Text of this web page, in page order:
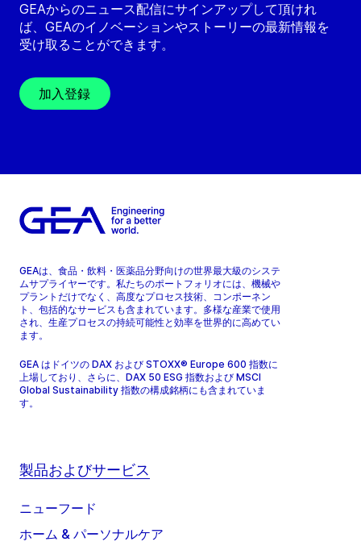
GEAからのニュース配信にサインアップして頂けれ
ば、GEAのイノベーションやストーリーの最新情報を
受け取ることができます。
加入登録
GEAは、食品・飲料・医薬品分野向けの世界最大級のシステ
ムサプライヤーです。私たちのポートフォリオには、機械や
プラントだけでなく、高度なプロセス技術、コンポーネン
ト、包括的なサービスも含まれています。多様な産業で使用
され、生産プロセスの持続可能性と効率を世界的に高めてい
ます。
GEA はドイツの DAX および STOXX® Europe 600 指数に
上場しており、さらに、DAX 50 ESG 指数および MSCI
Global Sustainability 指数の構成銘柄にも含まれていま
す。
製品およびサービス
ニューフード
ホーム & パーソナルケア